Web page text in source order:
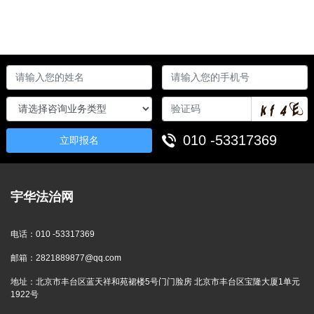
立即报名 010 -53317369
宇华法治网
电话： 010 -53317369
邮箱： 2821889877@qq.com
地址： 北京市丰台区蓝天祥和苑裙楼5号门门脸房 北京市丰台区宝隆大厦1单元
1922号